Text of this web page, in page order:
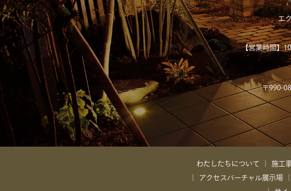
エ
【営業時間】
〒990-
わたしたちについて 施工
アクセス バーチャル展示場